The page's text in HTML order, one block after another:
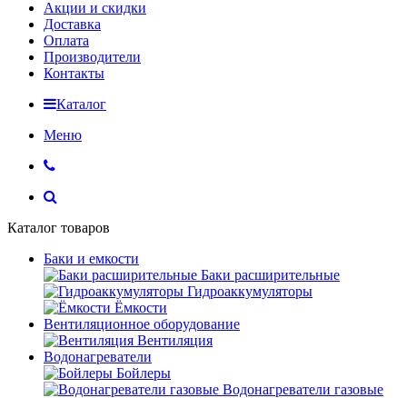
Акции и скидки
Доставка
Оплата
Производители
Контакты
Каталог
Меню
Каталог товаров
Баки и емкости
Баки расширительные
Гидроаккумуляторы
Ёмкости
Вентиляционное оборудование
Вентиляция
Водонагреватели
Бойлеры
Водонагреватели газовые